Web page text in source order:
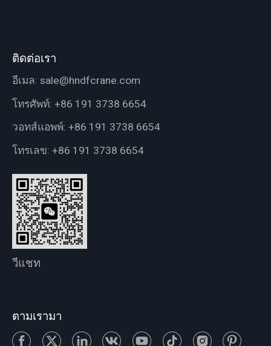
ติดต่อเรา
อีเมล: sale@hndfcrane.com
โทรศัพท์: +86 191 3738 6654
วอทส์แอพพ์: +86 191 3738 6654
โทรเลข: +86 191 3738 6654
วีแชท
ตามเรามา